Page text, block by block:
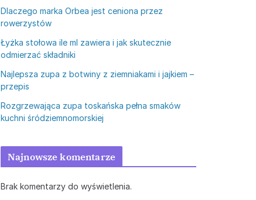
Dlaczego marka Orbea jest ceniona przez
rowerzystów
Łyżka stołowa ile ml zawiera i jak skutecznie
odmierzać składniki
Najlepsza zupa z botwiny z ziemniakami i jajkiem –
przepis
Rozgrzewająca zupa toskańska pełna smaków
kuchni śródziemnomorskiej
Najnowsze komentarze
Brak komentarzy do wyświetlenia.